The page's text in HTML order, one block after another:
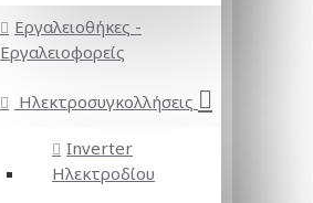
Εργαλειοθήκες -
Εργαλειοφορείς
Ηλεκτροσυγκολλήσεις
Inverter
Ηλεκτροδίου